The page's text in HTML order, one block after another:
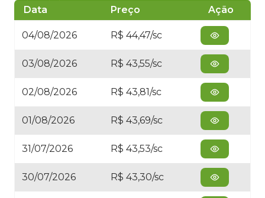
Data Preço Ação
04/08/2026 R$ 44,47/sc
03/08/2026 R$ 43,55/sc
02/08/2026 R$ 43,81/sc
01/08/2026 R$ 43,69/sc
31/07/2026 R$ 43,53/sc
30/07/2026 R$ 43,30/sc